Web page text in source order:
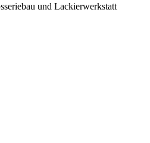
und Lackierwerkstatt